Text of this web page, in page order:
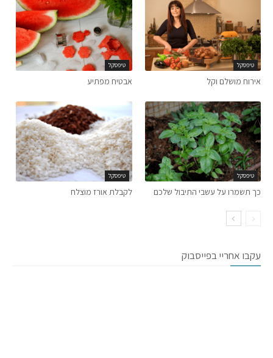
טיפסקל
אירוח מושלם וקל
טיפסקל
אבטיח מפתיע
טיפסקל
כך תשמרו על עשבי התיבול שלכם
טיפסקל
לקבלת אורז מוצלח
עקבו אחריי בפייסבוק